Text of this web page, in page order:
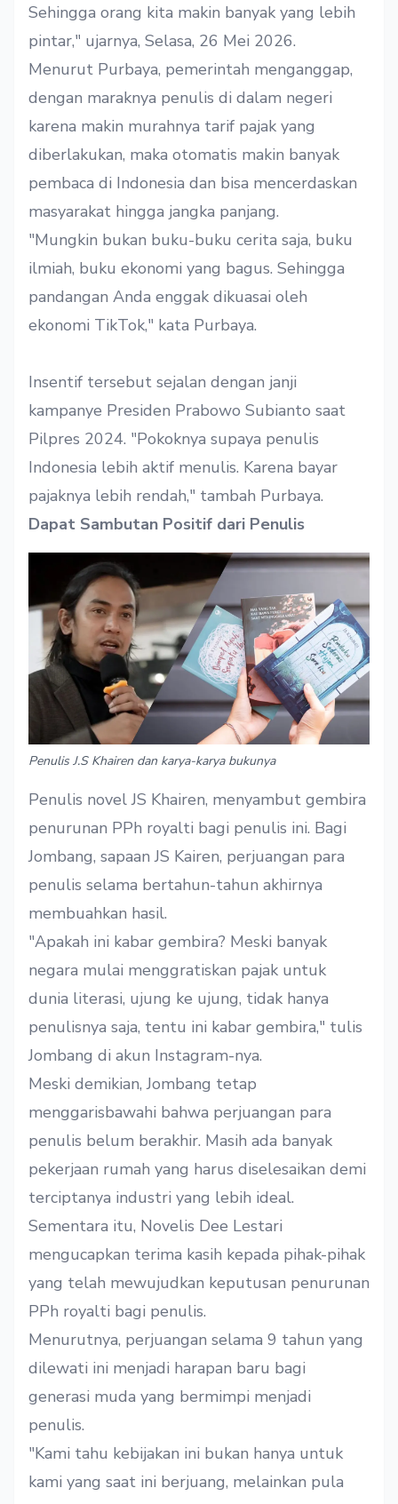
Sehingga orang kita makin banyak yang lebih
pintar," ujarnya, Selasa, 26 Mei 2026.
Menurut Purbaya, pemerintah menganggap,
dengan maraknya penulis di dalam negeri
karena makin murahnya tarif pajak yang
diberlakukan, maka otomatis makin banyak
pembaca di Indonesia dan bisa mencerdaskan
masyarakat hingga jangka panjang.
"Mungkin bukan buku-buku cerita saja, buku
ilmiah, buku ekonomi yang bagus. Sehingga
pandangan Anda enggak dikuasai oleh
ekonomi TikTok," kata Purbaya.
Insentif tersebut sejalan dengan janji
kampanye Presiden Prabowo Subianto saat
Pilpres 2024. "Pokoknya supaya penulis
Indonesia lebih aktif menulis. Karena bayar
pajaknya lebih rendah," tambah Purbaya.
Dapat Sambutan Positif dari Penulis
Penulis J.S Khairen dan karya-karya bukunya
Penulis novel JS Khairen, menyambut gembira
penurunan PPh royalti bagi penulis ini. Bagi
Jombang, sapaan JS Kairen, perjuangan para
penulis selama bertahun-tahun akhirnya
membuahkan hasil.
"Apakah ini kabar gembira? Meski banyak
negara mulai menggratiskan pajak untuk
dunia literasi, ujung ke ujung, tidak hanya
penulisnya saja, tentu ini kabar gembira," tulis
Jombang di akun Instagram-nya.
Meski demikian, Jombang tetap
menggarisbawahi bahwa perjuangan para
penulis belum berakhir. Masih ada banyak
pekerjaan rumah yang harus diselesaikan demi
terciptanya industri yang lebih ideal.
Sementara itu, Novelis Dee Lestari
mengucapkan terima kasih kepada pihak-pihak
yang telah mewujudkan keputusan penurunan
PPh royalti bagi penulis.
Menurutnya, perjuangan selama 9 tahun yang
dilewati ini menjadi harapan baru bagi
generasi muda yang bermimpi menjadi
penulis.
"Kami tahu kebijakan ini bukan hanya untuk
kami yang saat ini berjuang, melainkan pula